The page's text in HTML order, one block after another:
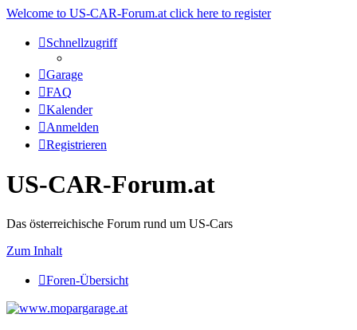
Welcome to US-CAR-Forum.at click here to register
Schnellzugriff
Garage
FAQ
Kalender
Anmelden
Registrieren
US-CAR-Forum.at
Das österreichische Forum rund um US-Cars
Zum Inhalt
Foren-Übersicht